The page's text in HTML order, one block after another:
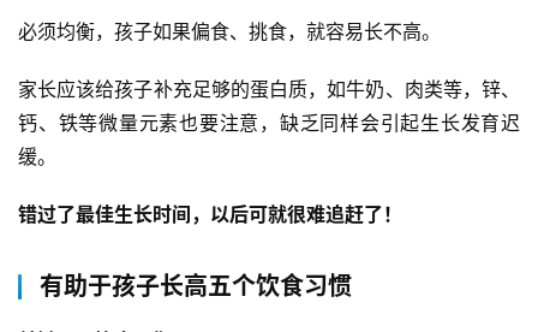
必须均衡，孩子如果偏食、挑食，就容易长不高。
家长应该给孩子补充足够的蛋白质，如牛奶、肉类等，锌、
钙、铁等微量元素也要注意，缺乏同样会引起生长发育迟
缓。
错过了最佳生长时间，以后可就很难追赶了！
有助于孩子长高五个饮食习惯